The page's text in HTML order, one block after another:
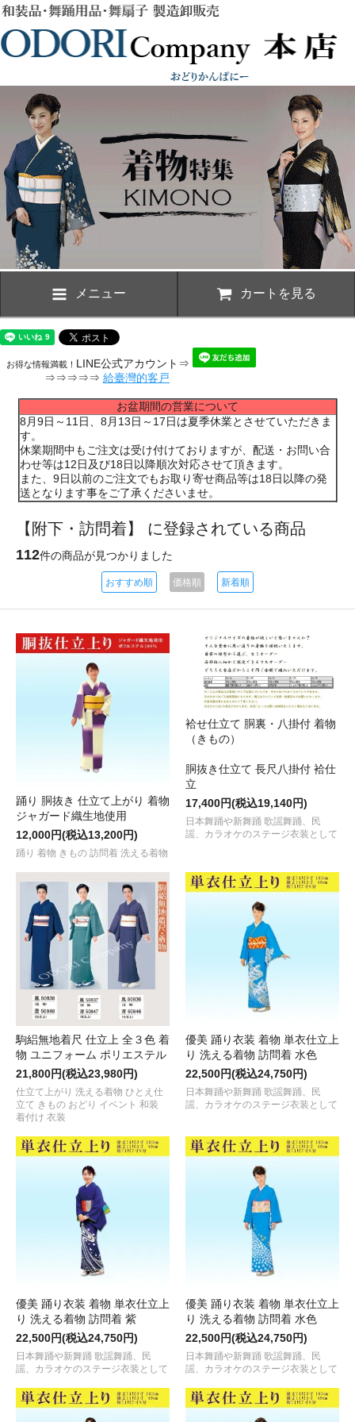
メニュー カートを見る
お得な情報満載！ LINE公式アカウント⇒
⇒⇒⇒⇒⇒ 給臺灣的客戸
お盆期間の営業について
8月9日～11日、8月13日～17日は夏季休業とさせていただきま
す。
休業期間中もご注文は受け付けておりますが、配送・お問い合
わせ等は12日及び18日以降順次対応させて頂きます。
また、9日以前のご注文でもお取り寄せ商品等は18日以降の発
送となります事をご了承くださいませ。
【附下・訪問着】 に登録されている商品
112件の商品が見つかりました
おすすめ順 価格順 新着順
踊り 胴抜き 仕立て上がり 着物
ジャガード織生地使用
12,000円(税込13,200円)
踊り 着物 きもの 訪問着 洗える着物
袷せ仕立て 胴裏・八掛付 着物
（きもの）
胴抜き仕立て 長尺八掛付 袷仕
立
17,400円(税込19,140円)
日本舞踊や新舞踊 歌謡舞踊、民
謡、カラオケのステージ衣装として
駒絽無地着尺 仕立上 全３色 着
物 ユニフォーム ポリエステル
21,800円(税込23,980円)
仕立て上がり 洗える着物 ひとえ仕
立て きもの おどり イベント 和装
着付け 衣装
優美 踊り衣装 着物 単衣仕立上
り 洗える着物 訪問着 水色
22,500円(税込24,750円)
日本舞踊や新舞踊 歌謡舞踊、民
謡、カラオケのステージ衣装として
優美 踊り衣装 着物 単衣仕立上
り 洗える着物 訪問着 紫
22,500円(税込24,750円)
日本舞踊や新舞踊 歌謡舞踊、民
謡、カラオケのステージ衣装として
優美 踊り衣装 着物 単衣仕立上
り 洗える着物 訪問着 水色
22,500円(税込24,750円)
日本舞踊や新舞踊 歌謡舞踊、民
謡、カラオケのステージ衣装として